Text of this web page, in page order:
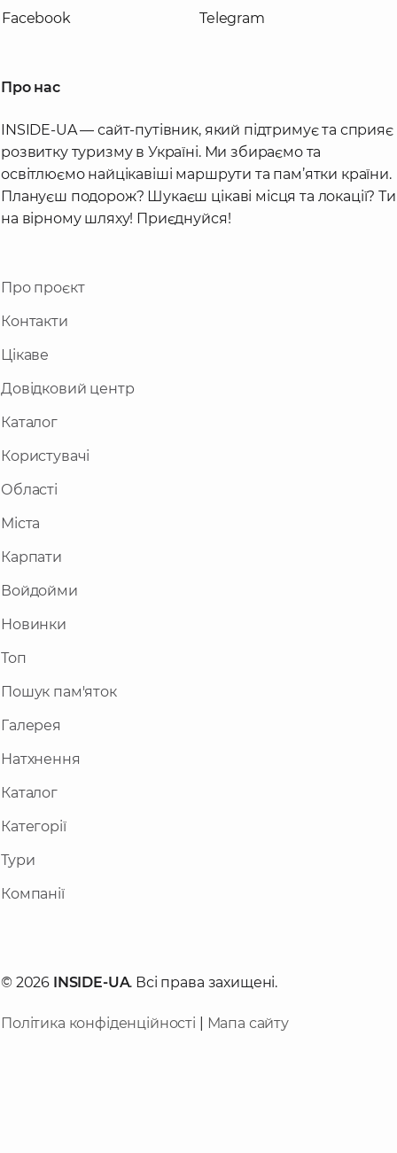
Facebook
Telegram
Про нас
INSIDE-UA — сайт-путівник, який підтримує та сприяє
розвитку туризму в Україні. Ми збираємо та
освітлюємо найцікавіші маршрути та пам’ятки країни.
Плануєш подорож? Шукаєш цікаві місця та локації? Ти
на вірному шляху! Приєднуйся!
Про проєкт
Контакти
Цікаве
Довідковий центр
Каталог
Користувачі
Області
Міста
Карпати
Войдойми
Новинки
Топ
Пошук пам'яток
Галерея
Натхнення
Каталог
Категорії
Тури
Компанії
© 2026 INSIDE-UA. Всі права захищені.
Політика конфіденційності Мапа сайту